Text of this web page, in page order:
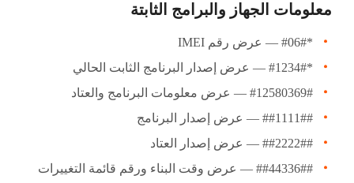
معلومات الجهاز والبرامج الثابتة
*#06# — عرض رقم IMEI
*#1234# — عرض إصدار البرنامج الثابت الحالي
#12580369# — عرض معلومات البرنامج والعتاد
##1111## — عرض إصدار البرنامج
##2222## — عرض إصدار العتاد
##44336## — عرض وقت البناء ورقم قائمة التغييرات